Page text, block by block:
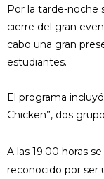
Por la tarde-noche
cierre del gran
cabo una gran
estudiantes.
El programa
Chicken”, dos
A las 19:00 horas
reconocido por ser